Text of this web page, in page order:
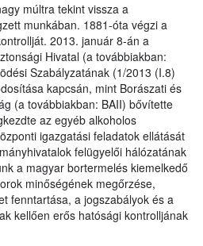
múltra tekint vissza a
munkában. 1881-óta végzi a
2013. január 8-án a
Hivatal (a továbbiakban:
Szabályzatának (1/2013 (I.8)
kapcsán, mint Borászati és
(a továbbiakban: BAII) bővítette
az egyéb alkoholos
igazgatási feladatok ellátását
felügyelői hálózatának
a magyar bortermelés kiemelkedő
minőségének megőrzése,
fenntartása, a jogszabályok és a
kellően erős hatósági kontrolljának